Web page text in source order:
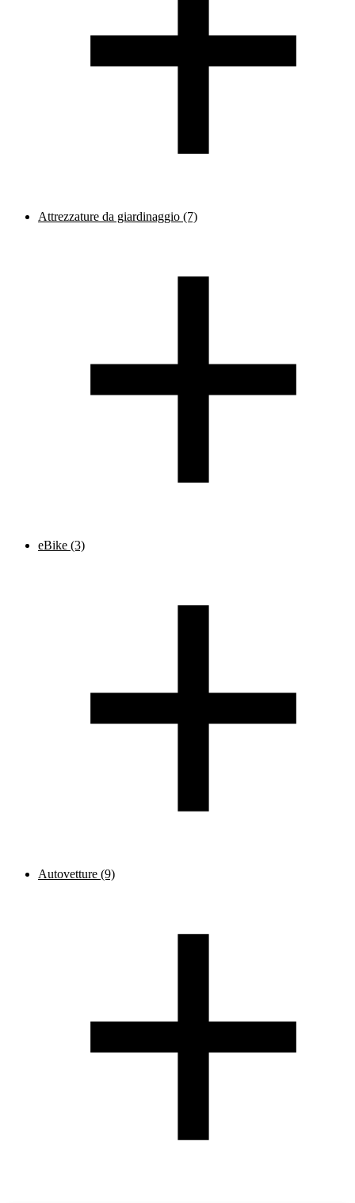
Attrezzature da giardinaggio (7)
eBike (3)
Autovetture (9)